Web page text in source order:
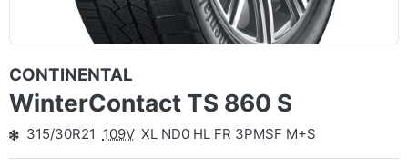
CONTINENTAL
WinterContact TS 860 S
315/30R21 109V XL ND0 HL FR 3PMSF M+S